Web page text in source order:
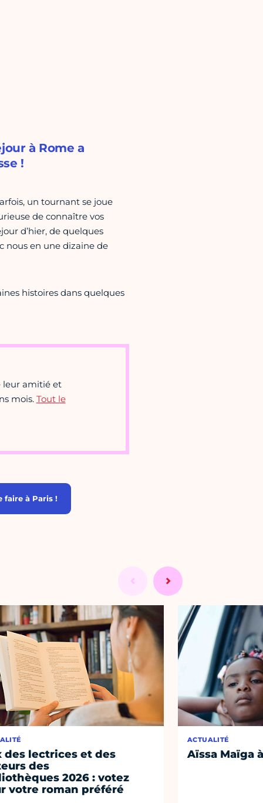
à Rome a
!
un tournant se joue
de connaître vos
d’hier, de quelques
nous en une dizaine de
histoires dans quelques
leur amitié et
mois. Tout le
faire à Paris !
des lectrices et des
des
2026 : votez
votre roman préféré
ACTUALITÉ
Aïssa Maïga